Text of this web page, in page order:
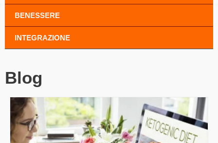
BENESSERE
INTEGRAZIONE
Blog